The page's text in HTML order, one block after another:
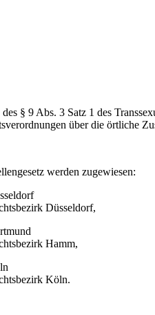
§ 9 Abs. 3 Satz 1 des
über die örtliche
werden zugewiesen:
Düsseldorf,
Hamm,
Köln.